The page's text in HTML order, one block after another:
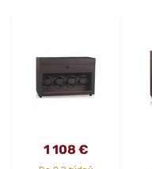
1 108 €